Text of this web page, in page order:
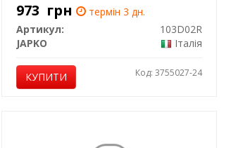
973 грн
термін 3 дн.
Артикул:
103D02R
JAPKO
Італія
КУПИТИ Код: 3755027-24